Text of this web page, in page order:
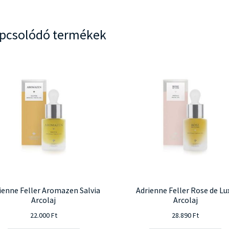
termékek
Feller Aromazen Salvia
Arcolaj
22.000Ft
Adrienne Feller Rose de
Arcolaj
28.890Ft